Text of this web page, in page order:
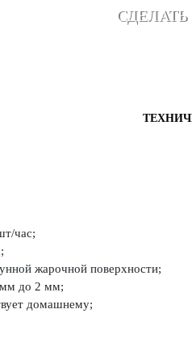
час;
жарочной поверхности;
мм до 2 мм;
домашнему;